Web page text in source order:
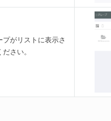
がリストに表示さ
さい。